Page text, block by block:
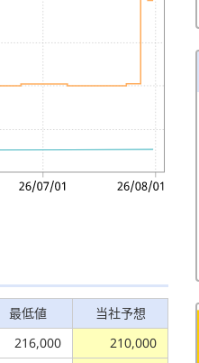
最低値
当社予想
216,000
210,000